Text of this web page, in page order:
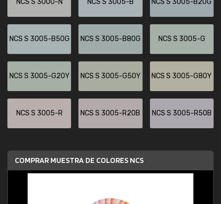
NCS S 3000-N NCS S 3005-B NCS S 3005-B20G
NCS S 3005-B50G NCS S 3005-B80G NCS S 3005-G
NCS S 3005-G20Y NCS S 3005-G50Y NCS S 3005-G80Y
NCS S 3005-R NCS S 3005-R20B NCS S 3005-R50B
COMPRAR MUESTRA DE COLORES NCS